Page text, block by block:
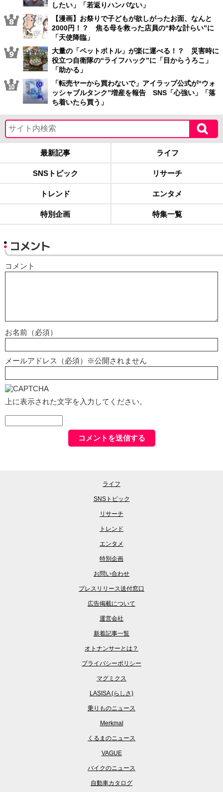
したい」「若返りハンパない」
【漫画】お祭りで子どもが欲しがったお面、なんと
2000円！？ 焦る母を救った店員の“粋な計らい”に
「天使降臨」
大量の「ペットボトル」が楽に運べる！？ 災害時に
役立つ自衛隊の“ライフハック”に「目からうろこ」
「助かる」
「転売ヤーから買わないで」アイラップ公式が“ウォ
ッシャブルタンク”増産を報告 SNS「心強い」「落
ち着いたら買う」
最新記事 ライフ
SNSトピック リサーチ
トレンド エンタメ
特別企画 特集一覧
コメント
コメント
お名前（必須）
メールアドレス（必須）※公開されません
上に表示された文字を入力してください。
ライフ
SNSトピック
リサーチ
トレンド
エンタメ
特別企画
お問い合わせ
プレスリリース送付窓口
広告掲載について
運営会社
新着記事一覧
オトナンサーとは？
プライバシーポリシー
マグミクス
LASISA (らしさ)
乗りものニュース
Merkmal
くるまのニュース
VAGUE
バイクのニュース
自動車カタログ